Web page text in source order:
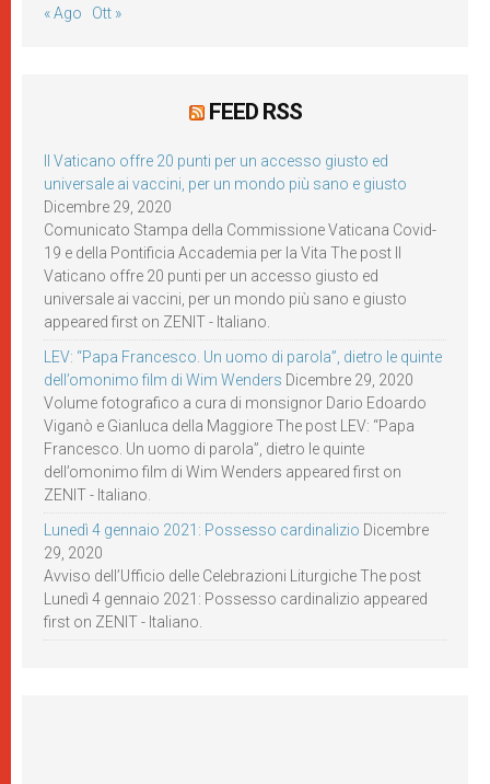
« Ago Ott »
FEED RSS
Il Vaticano offre 20 punti per un accesso giusto ed
universale ai vaccini, per un mondo più sano e giusto
Dicembre 29, 2020
Comunicato Stampa della Commissione Vaticana Covid-
19 e della Pontificia Accademia per la Vita The post Il
Vaticano offre 20 punti per un accesso giusto ed
universale ai vaccini, per un mondo più sano e giusto
appeared first on ZENIT - Italiano.
LEV: “Papa Francesco. Un uomo di parola”, dietro le quinte
dell’omonimo film di Wim Wenders Dicembre 29, 2020
Volume fotografico a cura di monsignor Dario Edoardo
Viganò e Gianluca della Maggiore The post LEV: “Papa
Francesco. Un uomo di parola”, dietro le quinte
dell’omonimo film di Wim Wenders appeared first on
ZENIT - Italiano.
Lunedì 4 gennaio 2021: Possesso cardinalizio Dicembre
29, 2020
Avviso dell’Ufficio delle Celebrazioni Liturgiche The post
Lunedì 4 gennaio 2021: Possesso cardinalizio appeared
first on ZENIT - Italiano.